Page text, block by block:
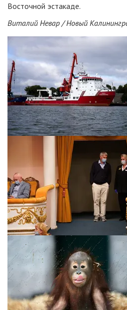
Восточной эстакаде.
Виталий Невар / Новый